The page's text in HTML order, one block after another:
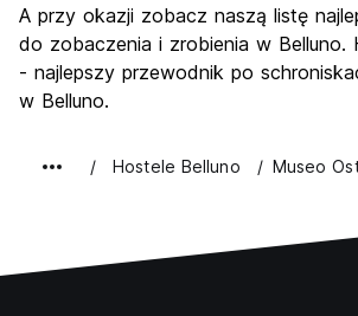
A przy okazji zobacz naszą listę
do zobaczenia i zrobienia w Belluno.
- najlepszy przewodnik po
w Belluno.
Hostele Belluno Museo